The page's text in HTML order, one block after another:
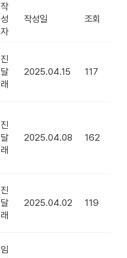
작
성
자
작성일 조회
진
달
래
2025.04.15 117
진
달
래
2025.04.08 162
진
달
래
2025.04.02 119
임